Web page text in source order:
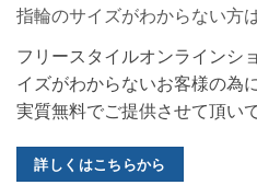
指輪のサイズがわからない方
フリースタイルオンラインシ
イズがわからないお客様の為
実質無料でご提供させて頂い
詳しくはこちらから